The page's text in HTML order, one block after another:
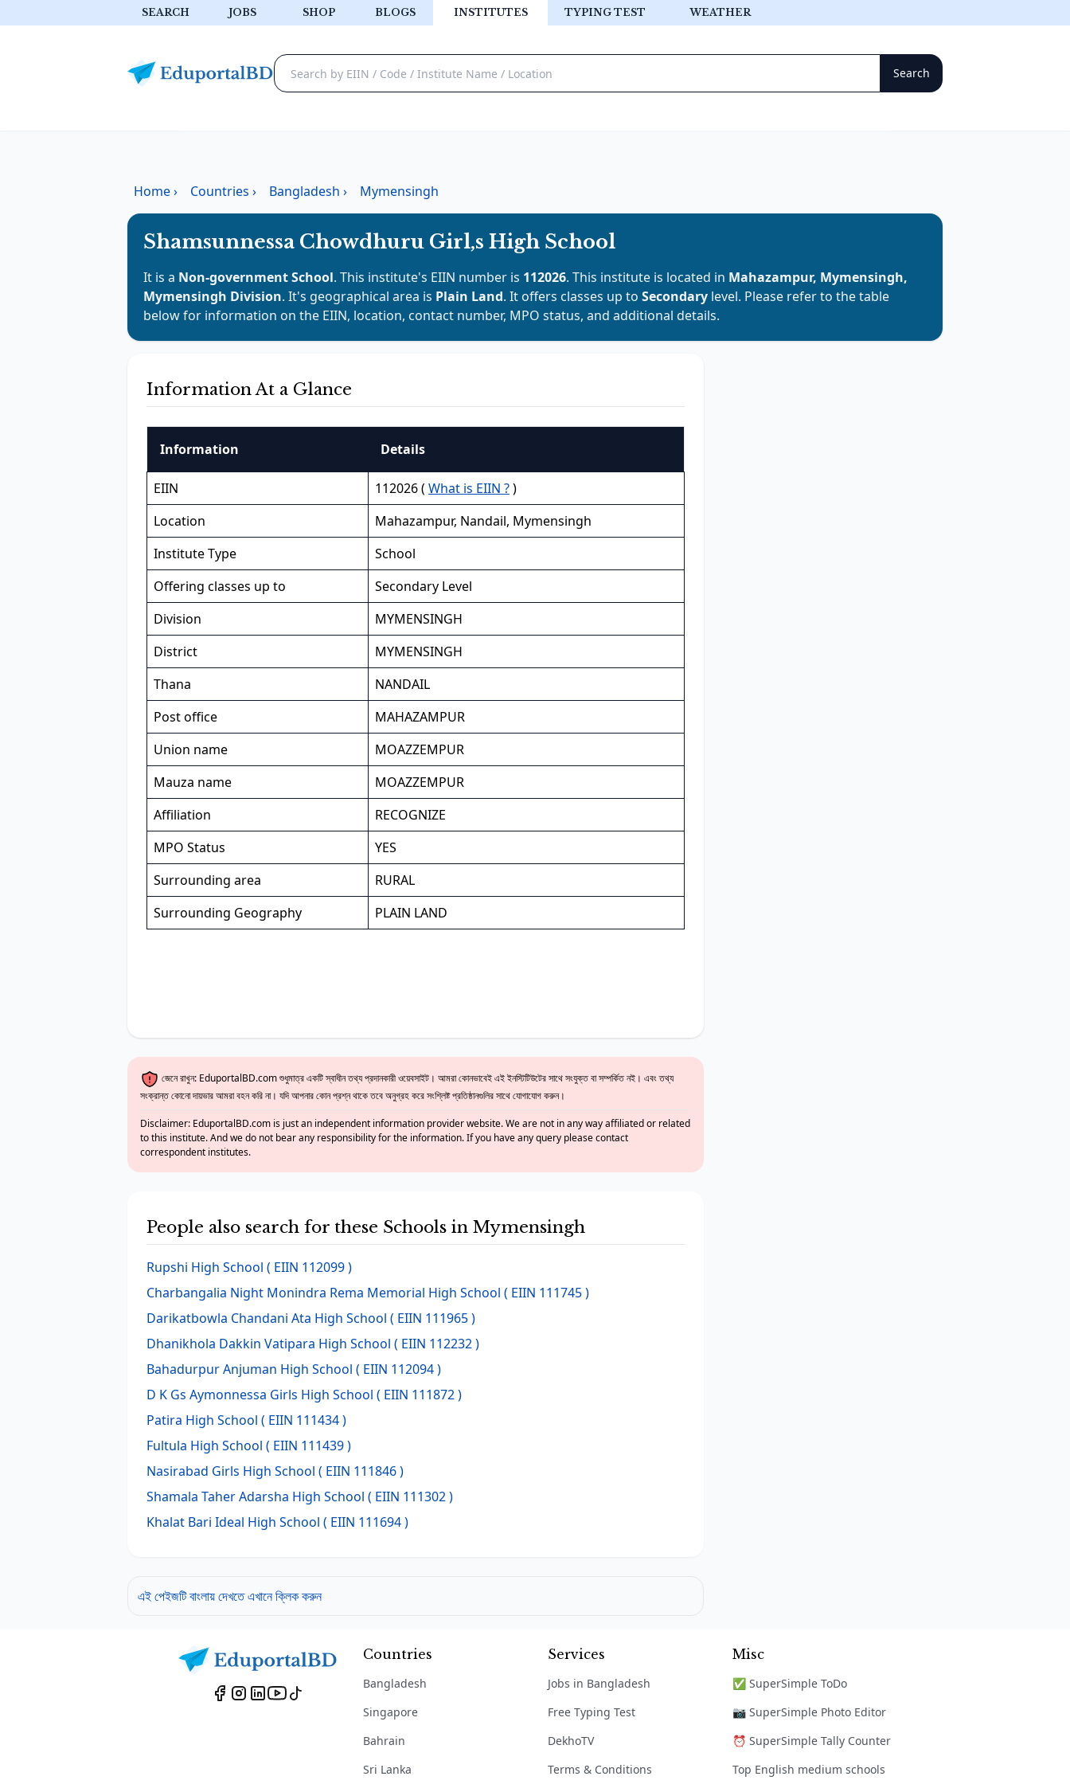
SEARCH JOBS SHOP BLOGS INSTITUTES TYPING TEST WEATHER
Home› Countries › Bangladesh › Mymensingh
Shamsunnessa Chowdhuru Girl,s High School
It is a Non-government School. This institute's EIIN number is 112026. This institute is located in Mahazampur, Mymensingh,
Mymensingh Division. It's geographical area is Plain Land. It offers classes up to Secondary level. Please refer to the table
below for information on the EIIN, location, contact number, MPO status, and additional details.
Information At a Glance
Information Details
EIIN 112026 ( What is EIIN ?)
Location
Mahazampur, Nandail, Mymensingh
Institute Type
School
Offering classes up to
Secondary Level
Division
MYMENSINGH
District
MYMENSINGH
Thana
NANDAIL
Post office
MAHAZAMPUR
Union name
MOAZZEMPUR
Mauza name
MOAZZEMPUR
Affiliation
RECOGNIZE
MPO Status
YES
Surrounding area
RURAL
Surrounding Geography
PLAIN LAND
জেনে রাখুন: EduportalBD.com শুধুমাত্র একটি স্বাধীন তথ্য প্রদানকারী ওয়েবসাইট। আমরা কোনভাবেই এই ইনস্টিটিউটের সাথে সংযুক্ত বা সম্পর্কিত নই। এবং তথ্য
সংক্রান্ত কোনো দায়ভার আমরা বহন করি না। যদি আপনার কোন প্রশ্ন থাকে তবে অনুগ্রহ করে সংশ্লিষ্ট প্রতিষ্ঠানগুলির সাথে যোগাযোগ করুন।
Disclaimer: EduportalBD.com is just an independent information provider website. We are not in any way affiliated or related
to this institute. And we do not bear any responsibility for the information. If you have any query please contact
correspondent institutes.
People also search for these Schools in Mymensingh
Rupshi High School ( EIIN 112099 )
Charbangalia Night Monindra Rema Memorial High School ( EIIN 111745 )
Darikatbowla Chandani Ata High School ( EIIN 111965 )
Dhanikhola Dakkin Vatipara High School ( EIIN 112232 )
Bahadurpur Anjuman High School ( EIIN 112094 )
D K Gs Aymonnessa Girls High School ( EIIN 111872 )
Patira High School ( EIIN 111434 )
Fultula High School ( EIIN 111439 )
Nasirabad Girls High School ( EIIN 111846 )
Shamala Taher Adarsha High School ( EIIN 111302 )
Khalat Bari Ideal High School ( EIIN 111694 )
এই পেইজটি বাংলায় দেখতে এখানে ক্লিক করুন
Countries
Bangladesh
Singapore
Bahrain
Sri Lanka
Services
Jobs in Bangladesh
Free Typing Test
DekhoTV
Terms & Conditions
Misc
✅ SuperSimple ToDo
📷 SuperSimple Photo Editor
⏰ SuperSimple Tally Counter
Top English medium schools